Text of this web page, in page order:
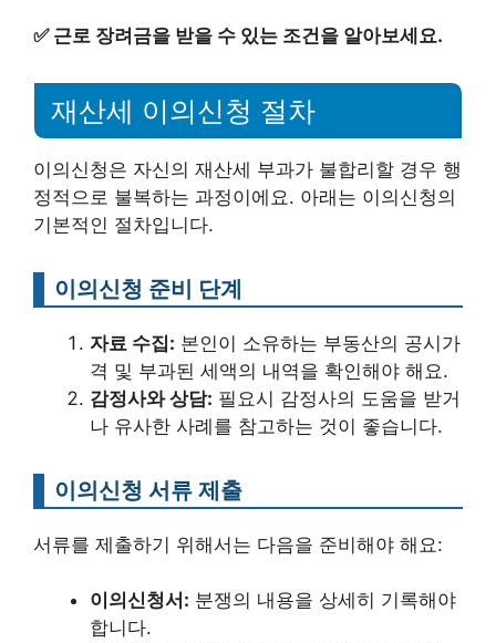
✅ 근로 장려금을 받을 수 있는 조건을 알아보세요.
재산세 이의신청 절차
이의신청은 자신의 재산세 부과가 불합리할 경우 행
정적으로 불복하는 과정이에요. 아래는 이의신청의
기본적인 절차입니다.
이의신청 준비 단계
자료 수집: 본인이 소유하는 부동산의 공시가
격 및 부과된 세액의 내역을 확인해야 해요.
감정사와 상담: 필요시 감정사의 도움을 받거
나 유사한 사례를 참고하는 것이 좋습니다.
이의신청 서류 제출
서류를 제출하기 위해서는 다음을 준비해야 해요:
이의신청서: 분쟁의 내용을 상세히 기록해야
합니다.